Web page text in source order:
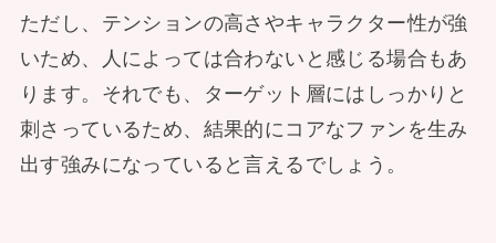
ただし、テンションの高さやキャラクター性が強
いため、人によっては合わないと感じる場合もあ
ります。それでも、ターゲット層にはしっかりと
刺さっているため、結果的にコアなファンを生み
出す強みになっていると言えるでしょう。